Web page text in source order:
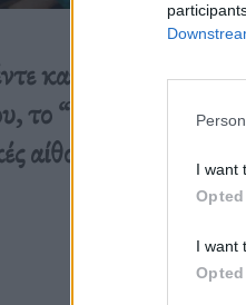
I want
I want
κατηγορίες στα
“Μέντιουμ”
αίθουσες.